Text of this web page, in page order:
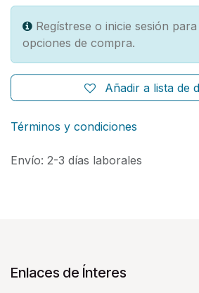
Regístrese o inicie sesión
opciones de compra.
Añadir a lista de
Términos y condiciones
Envío: 2-3 días laborales
Enlaces de Ínteres